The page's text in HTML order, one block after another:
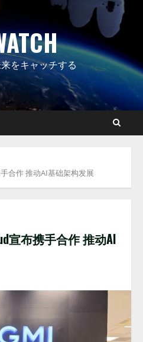
をキャッチする
合作 推动AI基础架构发展
宣布携手合作 推动AI